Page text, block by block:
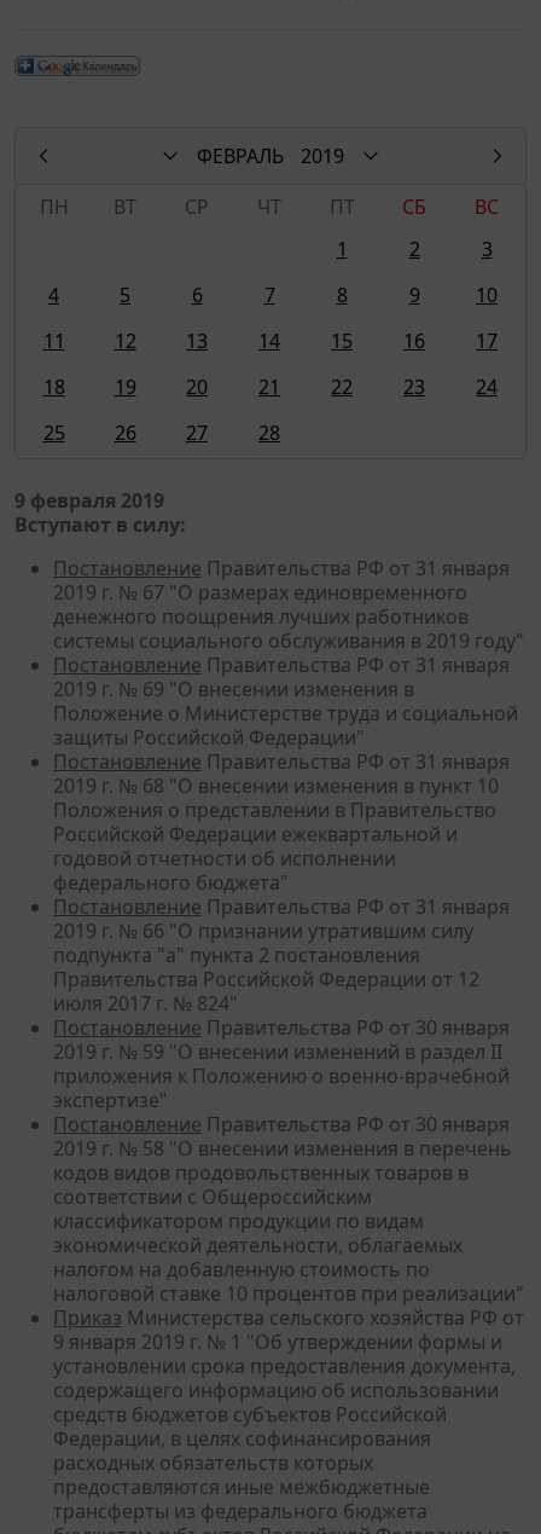
ФЕВРАЛЬ
2019
ПН
ВТ СР ЧТ ПТ СБ
ВС
1
2
3
4
5 6 7 8 9
10
11
12 13 14 15 16
17
18
19 20 21 22 23
24
25
26 27 28
9 февраля 2019
Вступают в силу:
Постановление Правительства РФ от 31 января
2019 г. № 67 "О размерах единовременного
денежного поощрения лучших работников
системы социального обслуживания в 2019 году"
Постановление Правительства РФ от 31 января
2019 г. № 69 "О внесении изменения в
Положение о Министерстве труда и социальной
защиты Российской Федерации"
Постановление Правительства РФ от 31 января
2019 г. № 68 "О внесении изменения в пункт 10
Положения о представлении в Правительство
Российской Федерации ежеквартальной и
годовой отчетности об исполнении
федерального бюджета"
Постановление Правительства РФ от 31 января
2019 г. № 66 "О признании утратившим силу
подпункта "а" пункта 2 постановления
Правительства Российской Федерации от 12
июля 2017 г. № 824"
Постановление Правительства РФ от 30 января
2019 г. № 59 "О внесении изменений в раздел II
приложения к Положению о военно-врачебной
экспертизе"
Постановление Правительства РФ от 30 января
2019 г. № 58 "О внесении изменения в перечень
кодов видов продовольственных товаров в
соответствии с Общероссийским
классификатором продукции по видам
экономической деятельности, облагаемых
налогом на добавленную стоимость по
налоговой ставке 10 процентов при реализации"
Приказ Министерства сельского хозяйства РФ от
9 января 2019 г. № 1 "Об утверждении формы и
установлении срока предоставления документа,
содержащего информацию об использовании
средств бюджетов субъектов Российской
Федерации, в целях софинансирования
расходных обязательств которых
предоставляются иные межбюджетные
трансферты из федерального бюджета